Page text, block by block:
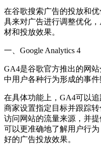
在谷歌搜索广告的投放和
具来对广告进行调整优化
材和投放效果。
一、Google Analytics 4
GA4是谷歌官方推出的网
中用户各种行为形成的事
在具体功能上，GA4可以
商家设置指定目标并跟踪
访问网站的流量来源，并
可以更准确地了解用户行
好的广告投放效果。